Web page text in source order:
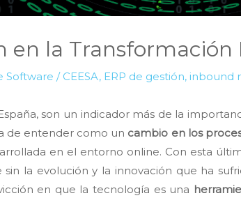
en la Transformación
Software / CEESA, ERP de gestión, inbound
son un indicador más de la
de entender como un cambio en los
en el entorno online. Con esta
sin la evolución y la innovación que ha
en que la tecnología es una